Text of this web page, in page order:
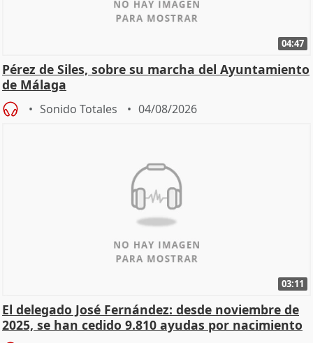
04:47
Pérez de Siles, sobre su marcha del Ayuntamiento
de Málaga
Sonido Totales 04/08/2026
03:11
El delegado José Fernández: desde noviembre de
2025, se han cedido 9.810 ayudas por nacimiento